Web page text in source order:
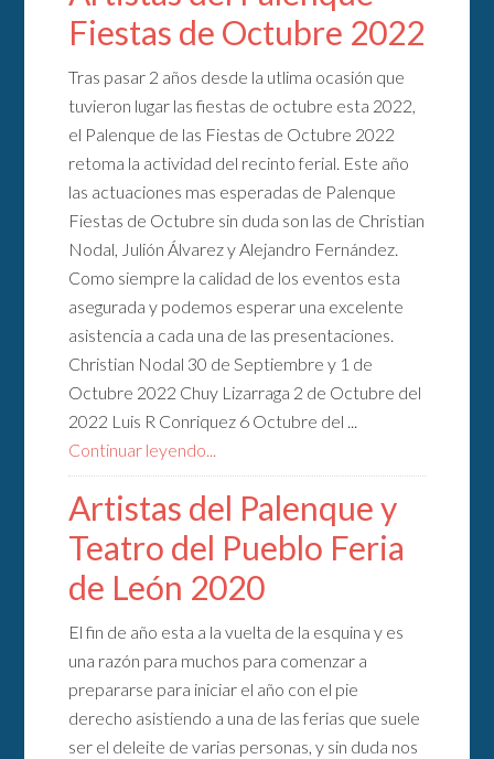
Fiestas de Octubre 2022
Tras pasar 2 años desde la utlima ocasión que
tuvieron lugar las fiestas de octubre esta 2022,
el Palenque de las Fiestas de Octubre 2022
retoma la actividad del recinto ferial. Este año
las actuaciones mas esperadas de Palenque
Fiestas de Octubre sin duda son las de Christian
Nodal, Julión Álvarez y Alejandro Fernández.
Como siempre la calidad de los eventos esta
asegurada y podemos esperar una excelente
asistencia a cada una de las presentaciones.
Christian Nodal 30 de Septiembre y 1 de
Octubre 2022 Chuy Lizarraga 2 de Octubre del
2022 Luis R Conriquez 6 Octubre del ...
Continuar leyendo...
Artistas del Palenque y
Teatro del Pueblo Feria
de León 2020
El fin de año esta a la vuelta de la esquina y es
una razón para muchos para comenzar a
prepararse para iniciar el año con el pie
derecho asistiendo a una de las ferias que suele
ser el deleite de varias personas, y sin duda nos